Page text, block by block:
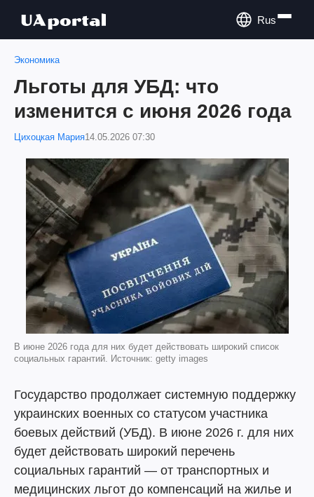
Rus
Экономика
Льготы для УБД: что
изменится с июня 2026 года
Цихоцкая Мария14.05.2026 07:30
В июне 2026 года для них будет действовать широкий список
социальных гарантий. Источник: getty images
Государство продолжает системную поддержку
украинских военных со статусом участника
боевых действий (УБД). В июне 2026 г. для них
будет действовать широкий перечень
социальных гарантий — от транспортных и
медицинских льгот до компенсаций на жилье и